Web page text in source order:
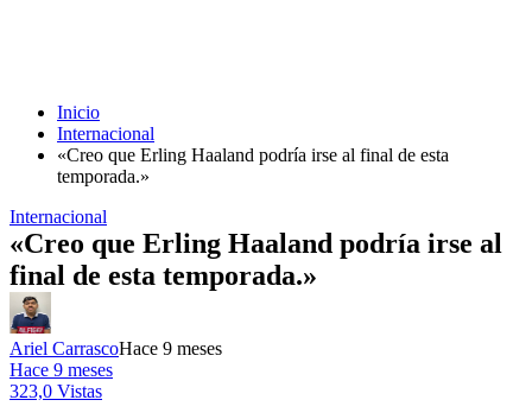
Inicio
Internacional
«Creo que Erling Haaland podría irse al final de esta
temporada.»
Internacional
«Creo que Erling Haaland podría irse al
final de esta temporada.»
Ariel CarrascoHace 9 meses
Hace 9 meses
323,0 Vistas